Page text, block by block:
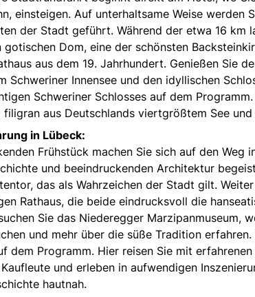
einsteigen. Auf unterhaltsame Weise werden
der Stadt geführt. Während der etwa 16 km
gotischen Dom, eine der schönsten
aus dem 19. Jahrhundert. Genießen Sie
Schweriner Innensee und den idyllischen
Schweriner Schlosses auf dem
filigran aus Deutschlands viertgrößtem See
in Lübeck:
Frühstück machen Sie sich auf den
und beeindruckenden Architektur
das als Wahrzeichen der Stadt gilt.
Rathaus, die beide eindrucksvoll die
Sie das Niederegger Marzipanmuseum,
und mehr über die süße Tradition
dem Programm. Hier reisen Sie mit
und erleben in aufwendigen
hautnah.